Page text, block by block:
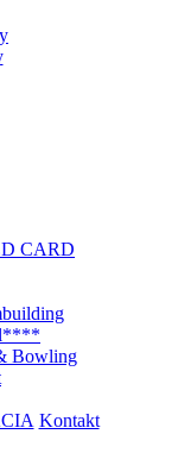
CARD
Bowling
Kontakt